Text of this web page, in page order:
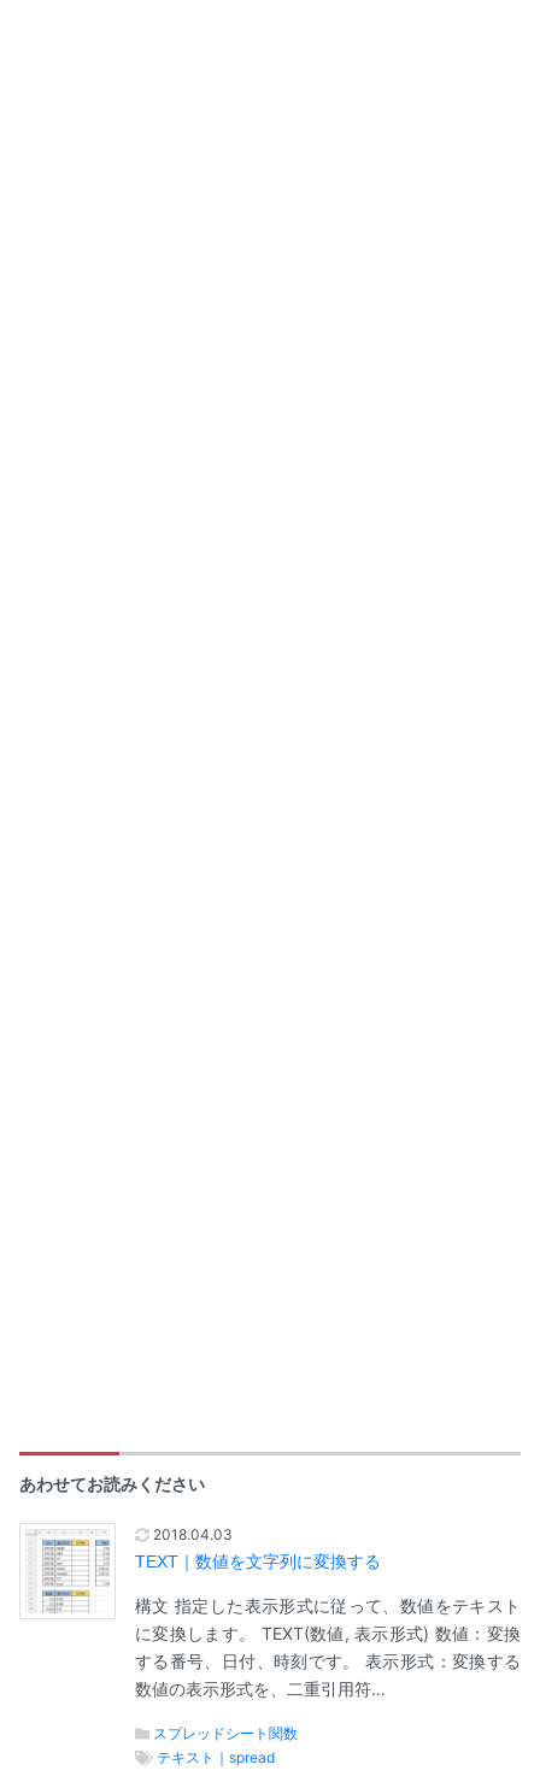
あわせてお読みください
2018.04.03
TEXT｜数値を文字列に変換する
構文 指定した表示形式に従って、数値をテキスト
に変換します。 TEXT(数値, 表示形式) 数値：変換
する番号、日付、時刻です。 表示形式：変換する
数値の表示形式を、二重引用符…
スプレッドシート関数
テキスト｜spread